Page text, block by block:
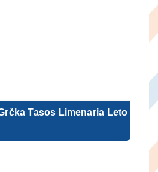
Tasos Limenaria Leto